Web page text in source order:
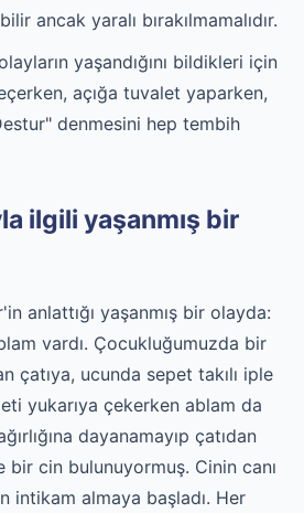
ancak yaralı bırakılmamalıdır.
yaşandığını bildikleri için
açığa tuvalet yaparken,
denmesini hep tembih
ilgili yaşanmış bir
anlattığı yaşanmış bir olayda:
vardı. Çocukluğumuzda bir
çatıya, ucunda sepet takılı iple
yukarıya çekerken ablam da
dayanamayıp çatıdan
cin bulunuyormuş. Cinin canı
intikam almaya başladı. Her